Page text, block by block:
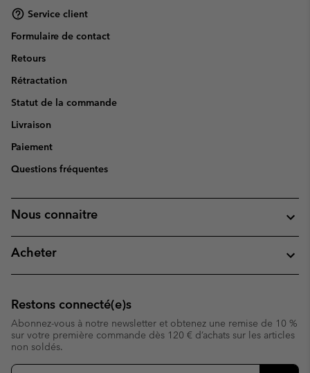
Service client
Formulaire de contact
Retours
Rétractation
Statut de la commande
Livraison
Paiement
Questions fréquentes
Nous connaitre
Acheter
Restons connecté(e)s
Abonnez-vous à notre newsletter et obtenez une remise de 10 %
sur votre première commande dès 120 € d’achats sur les articles
non soldés.